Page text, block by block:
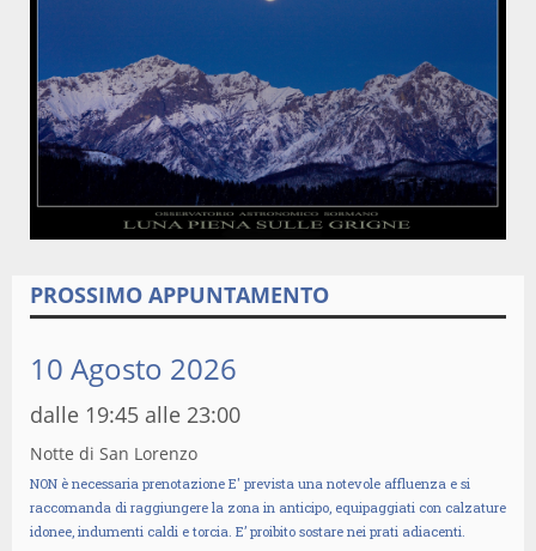
PROSSIMO APPUNTAMENTO
10 Agosto 2026
dalle 19:45 alle 23:00
Notte di San Lorenzo
NON è necessaria prenotazione E' prevista una notevole affluenza e si
raccomanda di raggiungere la zona in anticipo, equipaggiati con calzature
idonee, indumenti caldi e torcia. E’ proibito sostare nei prati adiacenti.